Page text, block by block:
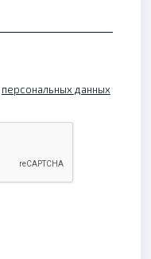
персональных данных